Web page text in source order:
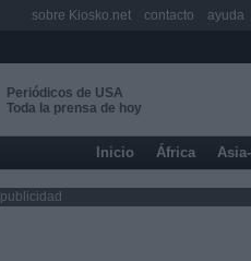
Periódicos de USA
Toda la prensa de hoy
Inicio África
publicidad
sobre Kiosko.net contacto ayuda